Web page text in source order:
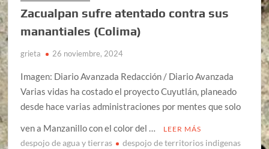
Zacualpan sufre atentado contra sus
manantiales (Colima)
grieta 26 noviembre, 2024
Imagen: Diario Avanzada Redacción / Diario Avanzada
Varias vidas ha costado el proyecto Cuyutlán, planeado
desde hace varias administraciones por mentes que solo
ven a Manzanillo con el color del …
LEER MÁS
despojo de agua y tierras
despojo de territorios indigenas